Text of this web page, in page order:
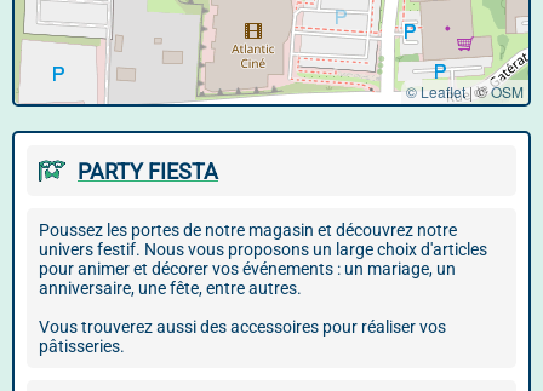
© Leaflet |©OSM
PARTY FIESTA
Poussez les portes de notre magasin et découvrez notre
univers festif. Nous vous proposons un large choix d'articles
pour animer et décorer vos événements : un mariage, un
anniversaire, une fête, entre autres.
Vous trouverez aussi des accessoires pour réaliser vos
pâtisseries.